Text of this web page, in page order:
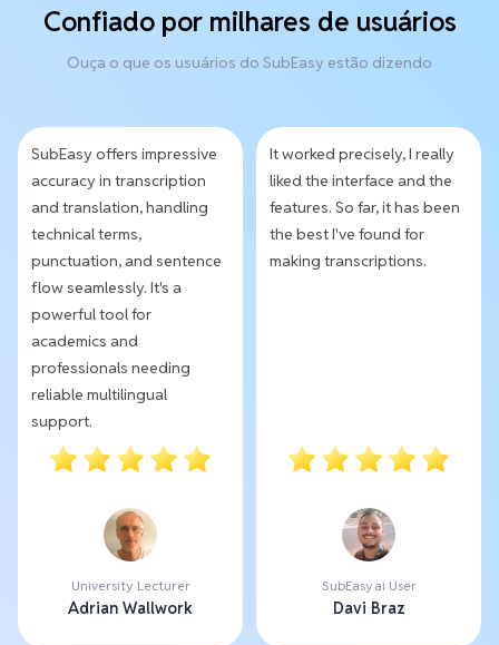
Confiado por milhares de usuários
Ouça o que os usuários do SubEasy estão dizendo
SubEasy offers impressive
accuracy in transcription
and translation, handling
technical terms,
punctuation, and sentence
flow seamlessly. It's a
powerful tool for
academics and
professionals needing
reliable multilingual
support.
University Lecturer
Adrian Wallwork
It worked precisely, I really
liked the interface and the
features. So far, it has been
the best I've found for
making transcriptions.
SubEasy.ai User
Davi Braz